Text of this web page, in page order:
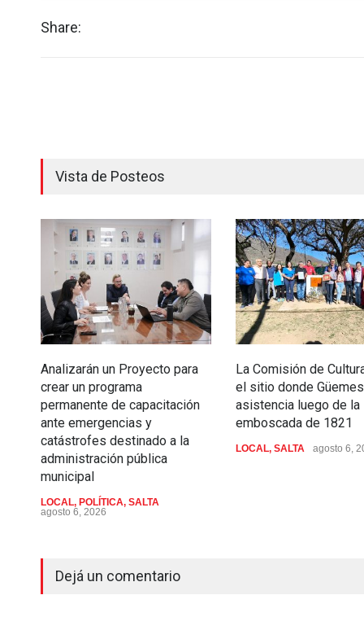
Share:
Vista de Posteos
Analizarán un Proyecto para
crear un programa
permanente de capacitación
ante emergencias y
catástrofes destinado a la
administración pública
municipal
LOCAL, POLÍTICA, SALTA
agosto 6, 2026
La Comisión de
el sitio donde
asistencia luego de la
emboscada de 1821
LOCAL, SALTA agosto 6,
Dejá un comentario